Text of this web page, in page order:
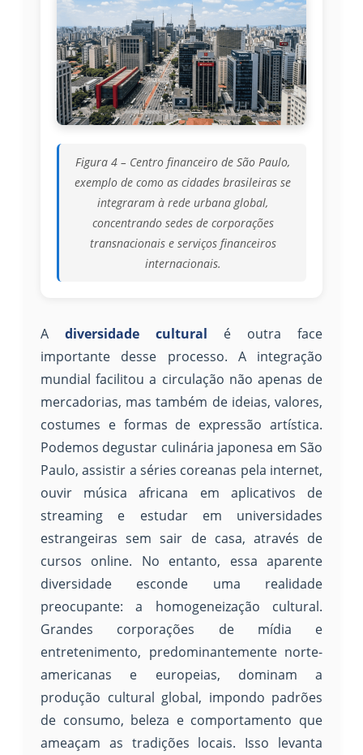
Figura 4 – Centro financeiro de São Paulo,
exemplo de como as cidades brasileiras se
integraram à rede urbana global,
concentrando sedes de corporações
transnacionais e serviços financeiros
internacionais.
A diversidade cultural é outra face
importante desse processo. A integração
mundial facilitou a circulação não apenas de
mercadorias, mas também de ideias, valores,
costumes e formas de expressão artística.
Podemos degustar culinária japonesa em São
Paulo, assistir a séries coreanas pela internet,
ouvir música africana em aplicativos de
streaming e estudar em universidades
estrangeiras sem sair de casa, através de
cursos online. No entanto, essa aparente
diversidade esconde uma realidade
preocupante: a homogeneização cultural.
Grandes corporações de mídia e
entretenimento, predominantemente norte-
americanas e europeias, dominam a
produção cultural global, impondo padrões
de consumo, beleza e comportamento que
ameaçam as tradições locais. Isso levanta